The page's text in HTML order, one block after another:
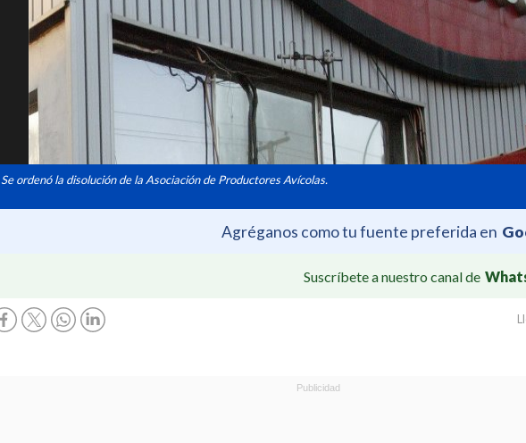
Se ordenó la disolución de la Asociación de Productores Avícolas.
Agréganos como tu fuente preferida en
Suscríbete a nuestro canal de